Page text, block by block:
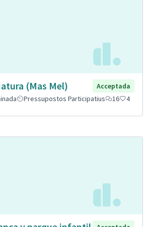
(Mas Mel)
Acceptada
Pressupostos Participatius 16 4